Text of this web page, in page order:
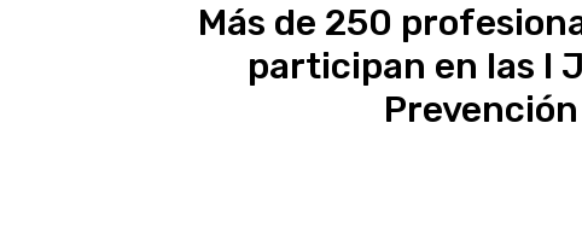
Más de 250
participan en las I